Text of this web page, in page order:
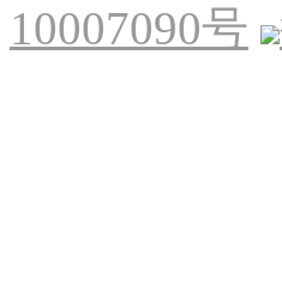
10007090号